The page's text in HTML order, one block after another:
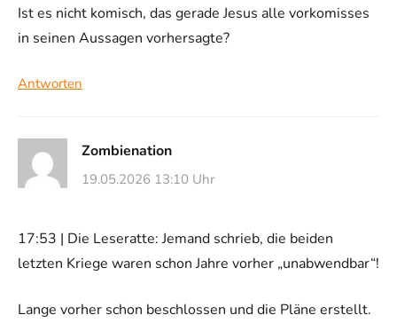
Ist es nicht komisch, das gerade Jesus alle vorkomisses
in seinen Aussagen vorhersagte?
Antworten
Zombienation
19.05.2026 13:10 Uhr
17:53 | Die Leseratte: Jemand schrieb, die beiden
letzten Kriege waren schon Jahre vorher „unabwendbar“!
Lange vorher schon beschlossen und die Pläne erstellt.